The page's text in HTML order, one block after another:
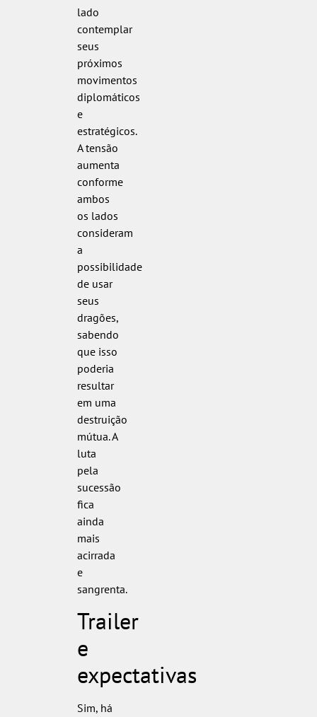
lado
contemplar
seus
próximos
movimentos
diplomáticos
e
estratégicos.
A tensão
aumenta
conforme
ambos
os lados
consideram
a
possibilidade
de usar
seus
dragões,
sabendo
que isso
poderia
resultar
em uma
destruição
mútua. A
luta
pela
sucessão
fica
ainda
mais
acirrada
e
sangrenta.
Trailer
e
expectativas
Sim, há